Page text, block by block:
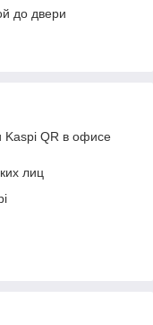
до двери
Kaspi QR в офисе
лиц